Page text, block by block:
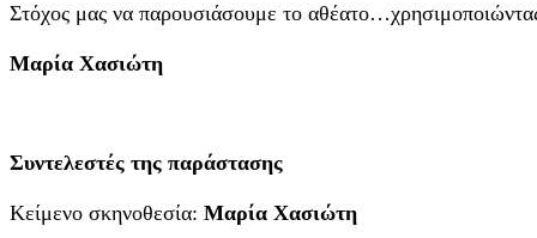
Στόχος μας να παρουσιάσουμε το
Μαρία Χασιώτη
Συντελεστές της παράστασης
Κείμενο σκηνοθεσία: Μαρία Χασιώτη